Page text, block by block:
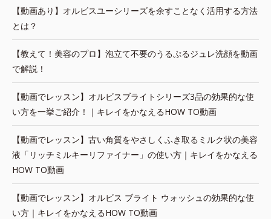
【動画あり】オルビスユーシリーズを余すことなく活用する方法
とは？
【教えて！美容のプロ】泡立て不要のうるぷるジュレ洗顔を動画
で解説！
【動画でレッスン】オルビスブライトシリーズ3品の効果的な使
い方を一挙ご紹介！｜キレイをかなえるHOW TO動画
【動画でレッスン】古い角質をやさしくふき取るミルク状の美容
液「リッチミルキーリファイナー」の使い方｜キレイをかなえる
HOW TO動画
【動画でレッスン】オルビス ブライト ウォッシュの効果的な使
い方｜キレイをかなえるHOW TO動画